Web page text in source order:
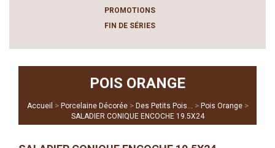
PROMOTIONS
FIN DE SÉRIES
POIS ORANGE
Accueil > Porcelaine Décorée > Des Petits Pois… > Pois Orange >
SALADIER CONIQUE ENCOCHE 19.5X24